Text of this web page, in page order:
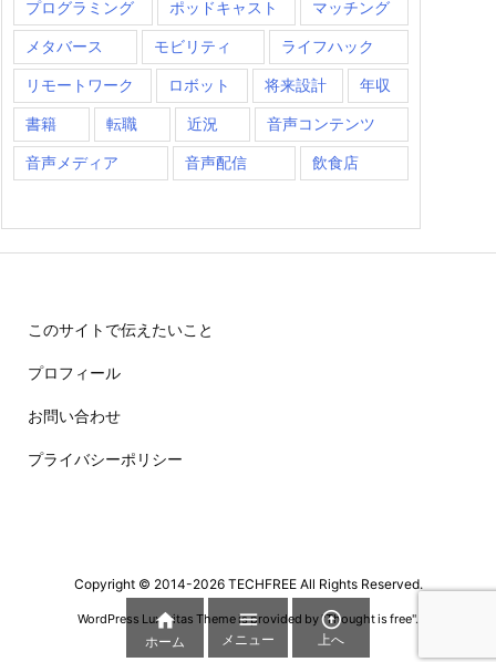
プログラミング ポッドキャスト マッチング
メタバース モビリティ ライフハック
リモートワーク ロボット 将来設計 年収
書籍 転職 近況 音声コンテンツ
音声メディア 音声配信 飲食店
このサイトで伝えたいこと
プロフィール
お問い合わせ
プライバシーポリシー
Copyright © 2014-2026 TECHFREEAll Rights Reserved.
WordPress Luxeritas Theme is provided by "Thought is free".

ホーム

メニュー

上へ